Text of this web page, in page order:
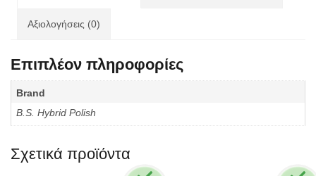
Αξιολογήσεις (0)
Επιπλέον πληροφορίες
Brand
B.S. Hybrid Polish
Σχετικά προϊόντα